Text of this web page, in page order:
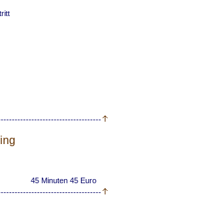
45 Minuten 45 Euro